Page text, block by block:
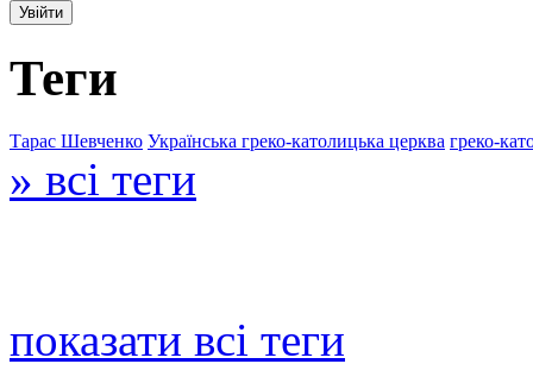
Теги
Тарас Шевченко Українська греко-католицька церква греко-
» всі теги
показати всі теги